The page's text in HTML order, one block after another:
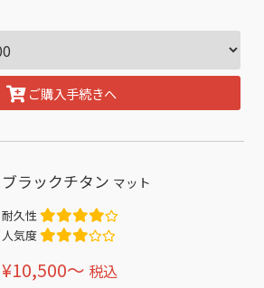
ご購入手続きへ
ブラックチタン マット
耐久性
人気度
¥10,500〜 税込